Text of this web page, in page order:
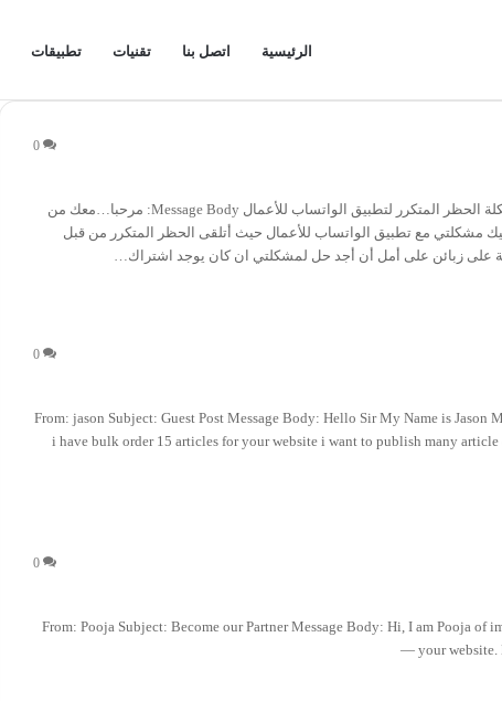
الرئيسية اتصل بنا تقنيات تطبيقات
0
From: شركة الغوطة للمنتجات الغذائية Subject: أريد حل لمشكلة الحظر المتكرر لتطبيق الواتساب للأعمال Message Body: مرحبا…معك من
مشكلتي مع تطبيق الواتساب للأعمال حيث أتلقى الحظر المتكرر من قبل
على زبائن على أمل أن أجد حل لمشكلتي ان كان يوجد اشتراك…
0
From: jason Subject: Guest Post Message Body: Hello Sir My Name is Jason
i have bulk order 15 articles for your website i want to publish many
0
From: Pooja Subject: Become our Partner Message Body: Hi, I am Pooja of
your website.